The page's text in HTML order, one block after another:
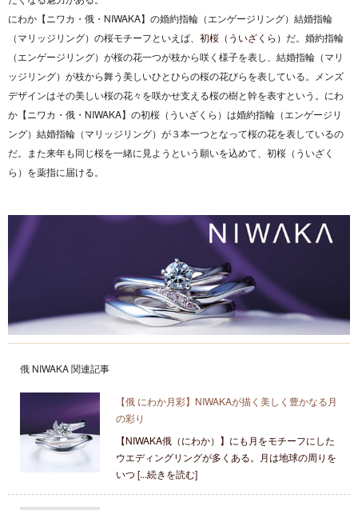
にわか【ニワカ・俄・NIWAKA】の婚約指輪（エンゲージリング）結婚指輪
（マリッジリング）の桜モチーフといえば、 初桜（ういざくら） だ。婚約指輪
（エンゲージリング）が桜の花一つが枝から咲く様子を表し、結婚指輪（マリ
ッジリング）が枝から舞う美しいひとひらの桜の花びらを表している。メンズ
デザインはその美しい桜の花々を咲かせ支える桜の樹と幹を表すという。にわ
か【ニワカ・俄・NIWAKA】の初桜（ういざくら）は婚約指輪（エンゲージリ
ング）結婚指輪（マリッジリング）が３本一つとなって桜の花を表しているの
だ。また来年も同じ桜を一緒に見ようという願いを込めて、初桜（ういざく
ら）を薬指に届ける。
俄 NIWAKA 関連記事
【俄 にわか月彩】NIWAKAが描く美しく豊かなる月
の彩り
【NIWAKA俄（にわか）】にも月をモチーフにした
ウエディングリングが多くある。月は地球の周りを
いつ [...続きを読む]